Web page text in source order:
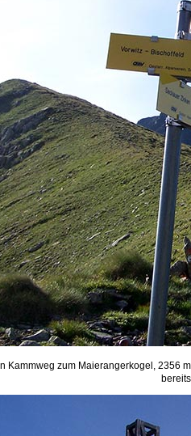
Kammweg zum Maierangerkogel, 2356